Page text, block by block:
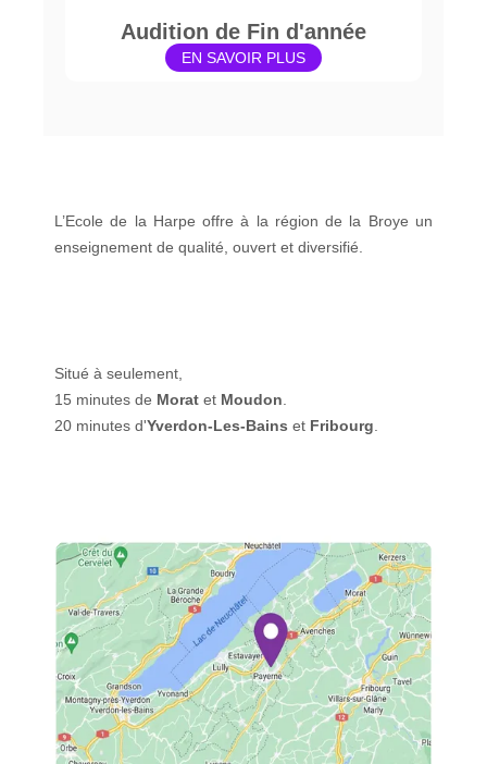
Audition de Fin d'année
EN SAVOIR PLUS
L’Ecole de la Harpe offre à la région de la Broye un
enseignement de qualité, ouvert et diversifié.
Situé à seulement,
15 minutes de Morat et Moudon
20 minutes d'Yverdon-Les-Bains et Fribourg